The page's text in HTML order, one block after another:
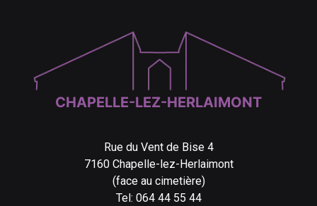
CHAPELLE-LEZ-HERLAIMONT
Rue du Vent de Bise 4
7160 Chapelle-lez-Herlaimont
(face au cimetière)
Tel: 064 44 55 44